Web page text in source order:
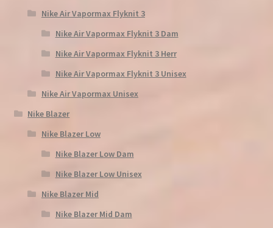
Nike Air Vapormax Flyknit 3
Nike Air Vapormax Flyknit 3 Dam
Nike Air Vapormax Flyknit 3 Herr
Nike Air Vapormax Flyknit 3 Unisex
Nike Air Vapormax Unisex
Nike Blazer
Nike Blazer Low
Nike Blazer Low Dam
Nike Blazer Low Unisex
Nike Blazer Mid
Nike Blazer Mid Dam